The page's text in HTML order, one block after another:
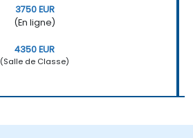
3750 EUR
(En ligne)
4350 EUR
(Salle de Classe)